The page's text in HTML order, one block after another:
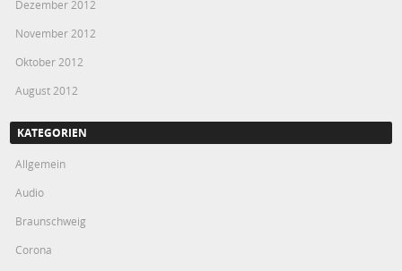
Dezember 2012
November 2012
Oktober 2012
August 2012
KATEGORIEN
Allgemein
Audio
Braunschweig
Corona